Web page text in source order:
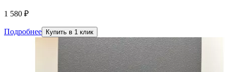
1 580 ₽
Подробнее Купить в 1 клик